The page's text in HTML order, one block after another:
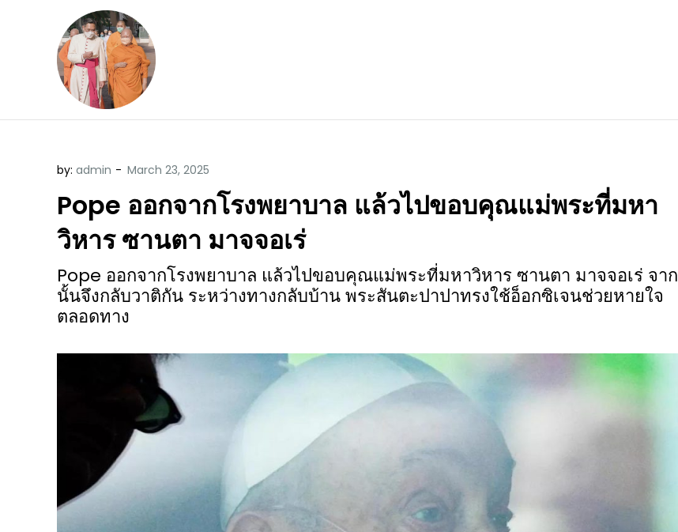
by: admin
Pope ออกจากโรงพยาบาล แล้วไปขอบคุณแม่พระที่มหา
วิหาร ซานตา มาจจอเร่
Pope ออกจากโรงพยาบาล แล้วไปขอบคุณแม่พระที่มหาวิหาร ซานตา มาจจอเร่ จาก
นั้นจึงกลับวาติกัน ระหว่างทางกลับบ้าน พระสันตะปาปาทรงใช้อ็อกซิเจนช่วยหายใจ
ตลอดทาง